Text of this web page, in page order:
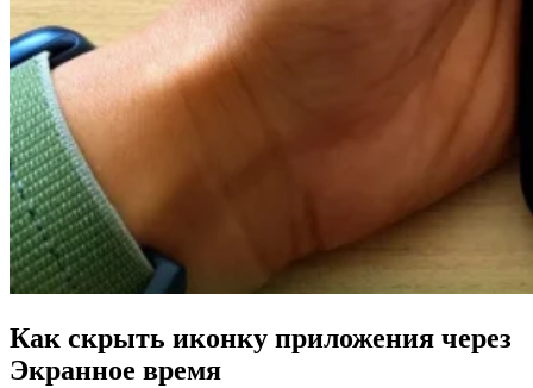
Как скрыть иконку приложения через
Экранное время